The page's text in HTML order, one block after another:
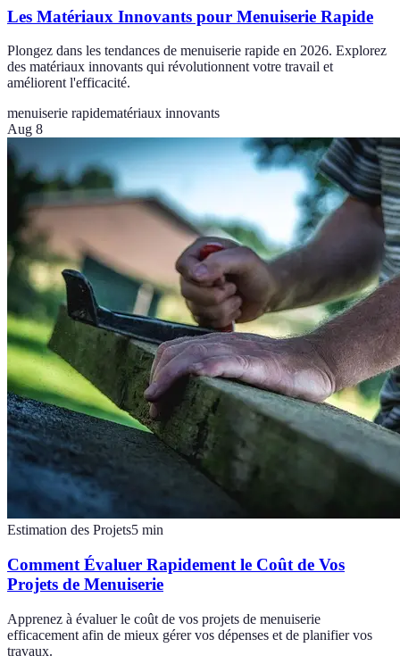
Les Matériaux Innovants pour Menuiserie Rapide
Plongez dans les tendances de menuiserie rapide en 2026. Explorez
des matériaux innovants qui révolutionnent votre travail et
améliorent l'efficacité.
menuiserie rapidematériaux innovants
Aug 8
Estimation des Projets5 min
Comment Évaluer Rapidement le Coût de Vos
Projets de Menuiserie
Apprenez à évaluer le coût de vos projets de menuiserie
efficacement afin de mieux gérer vos dépenses et de planifier vos
travaux.